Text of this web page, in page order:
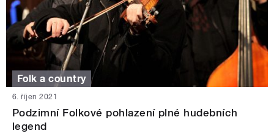
Folk a country
6. říjen 2021
Podzimní Folkové pohlazení plné hudebních
legend